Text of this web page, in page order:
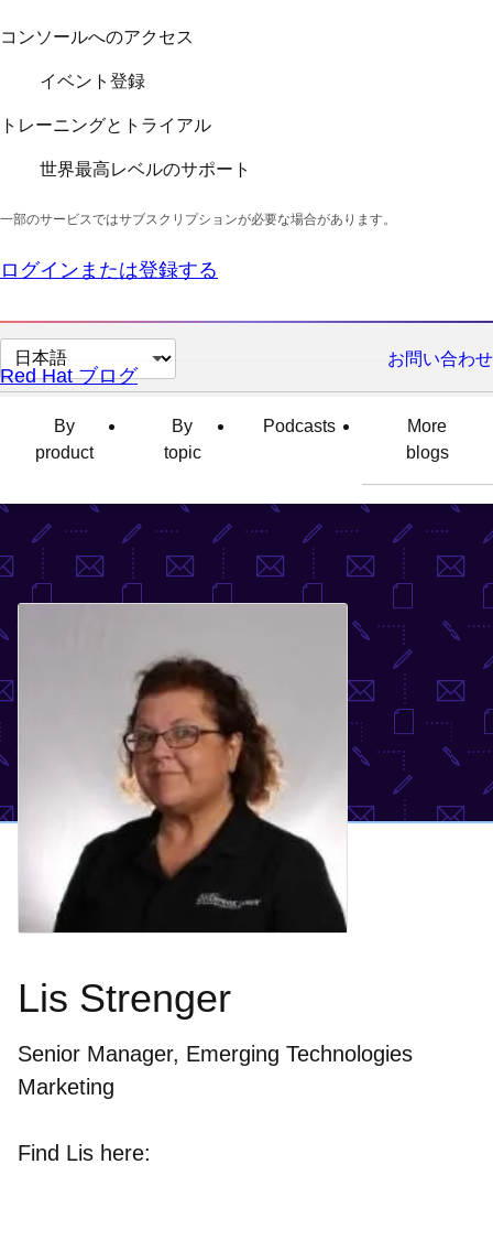
コンソールへのアクセス
イベント登録
トレーニングとトライアル
世界最高レベルのサポート
一部のサービスではサブスクリプションが必要な場合があります。
ログインまたは登録する
ペ
ー
語
選
し
く
さ
い
お問い合わせ
Red Hat ブログ
By
product
By
topic
Podcasts
More
blogs
Lis Strenger
Senior Manager, Emerging Technologies
Marketing
Find Lis here: